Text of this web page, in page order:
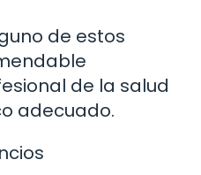
de estos
de la salud
adecuado.